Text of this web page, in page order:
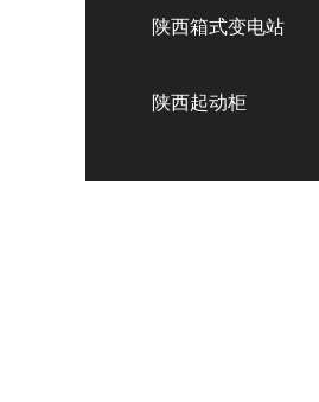
陕西箱式变电站
陕西起动柜